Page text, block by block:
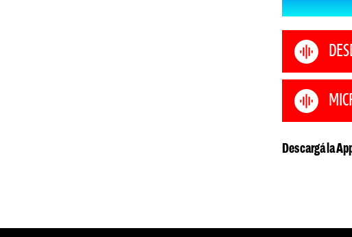
Descargá la